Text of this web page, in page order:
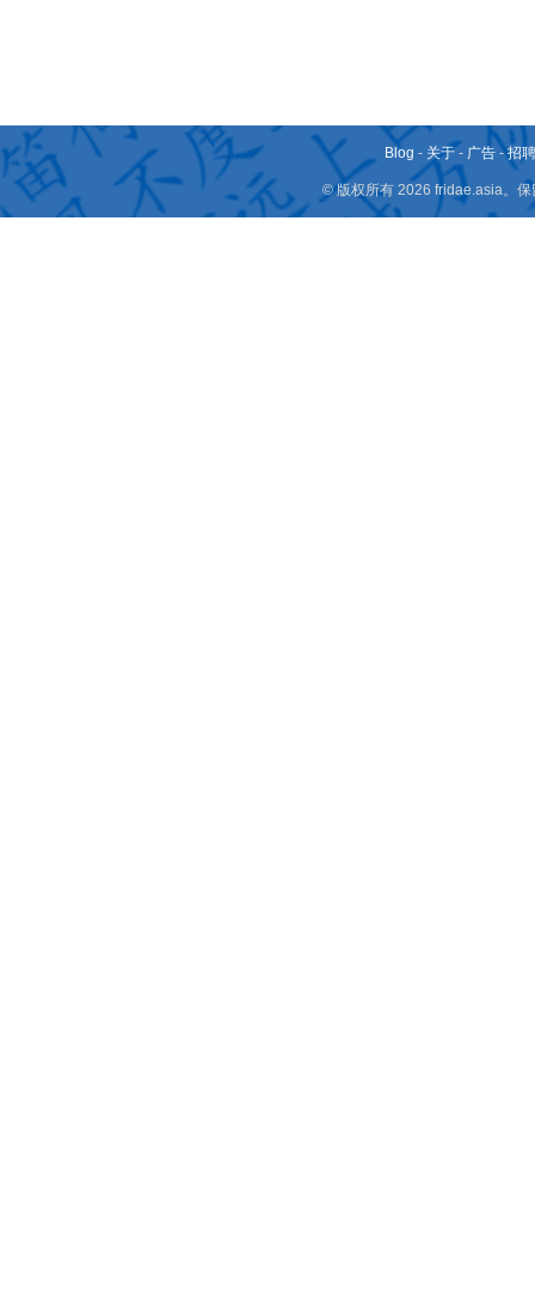
Blog - 关于 - 广告 -招
© 版权所有 2026 fridae.asia。